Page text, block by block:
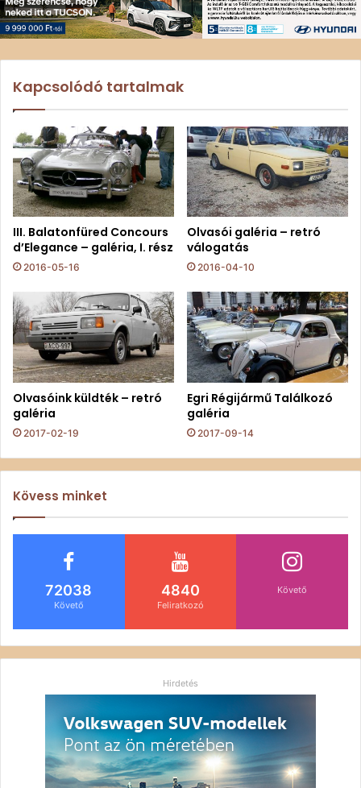
Kapcsolódó tartalmak
III. Balatonfüred Concours
d’Elegance – galéria, I. rész
2016-05-16
Olvasói galéria – retró
válogatás
2016-04-10
Olvasóink küldték – retró
galéria
2017-02-19
Egri Régijármű Találkozó
galéria
2017-09-14
Kövess minket
72038
Követő
4840
Feliratkozó
Követő
Hirdetés